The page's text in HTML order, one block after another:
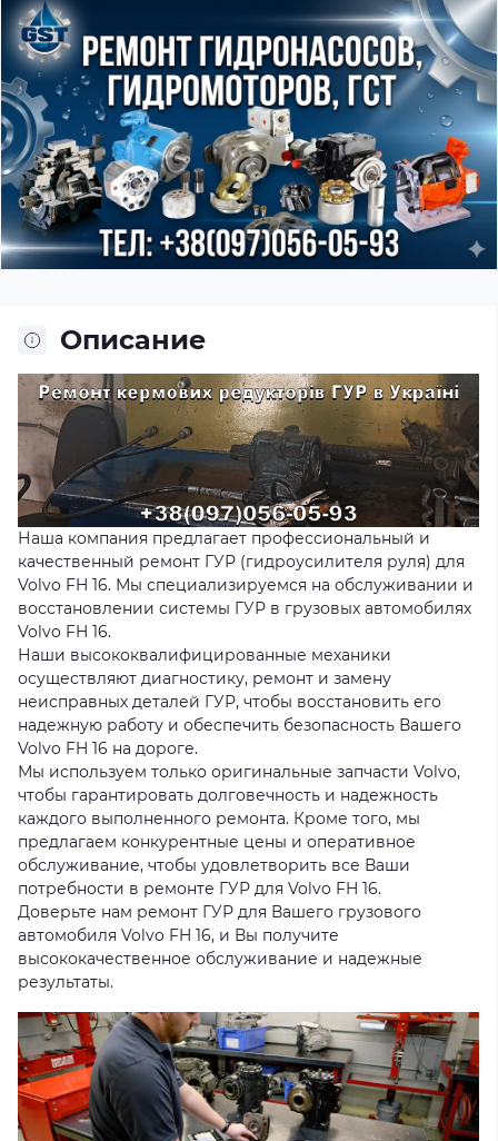
Описание
Наша компания предлагает профессиональный и
качественный ремонт ГУР (гидроусилителя руля) для
Volvo FH 16. Мы специализируемся на обслуживании и
восстановлении системы ГУР в грузовых автомобилях
Volvo FH 16.
Наши высококвалифицированные механики
осуществляют диагностику, ремонт и замену
неисправных деталей ГУР, чтобы восстановить его
надежную работу и обеспечить безопасность Вашего
Volvo FH 16 на дороге.
Мы используем только оригинальные запчасти Volvo,
чтобы гарантировать долговечность и надежность
каждого выполненного ремонта. Кроме того, мы
предлагаем конкурентные цены и оперативное
обслуживание, чтобы удовлетворить все Ваши
потребности в ремонте ГУР для Volvo FH 16.
Доверьте нам ремонт ГУР для Вашего грузового
автомобиля Volvo FH 16, и Вы получите
высококачественное обслуживание и надежные
результаты.